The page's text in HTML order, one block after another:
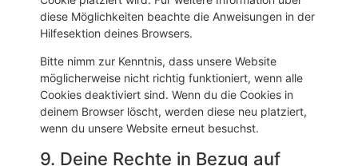
diese Möglichkeiten beachte die Anweisungen in der
Hilfesektion deines Browsers.
Bitte nimm zur Kenntnis, dass unsere Website
möglicherweise nicht richtig funktioniert, wenn alle
Cookies deaktiviert sind. Wenn du die Cookies in
deinem Browser löscht, werden diese neu platziert,
wenn du unsere Website erneut besuchst.
9. Deine Rechte in Bezug auf